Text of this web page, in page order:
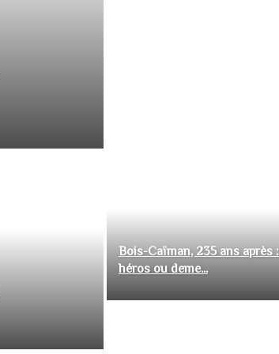
Bois-Caïman, 235 ans après
héros ou deme...